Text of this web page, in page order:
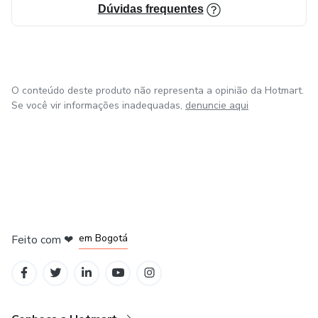
Dúvidas frequentes
O conteúdo deste produto não representa a opinião da Hotmart.
Se você vir informações inadequadas, denuncie aqui
Feito com ❤ em Bogotá